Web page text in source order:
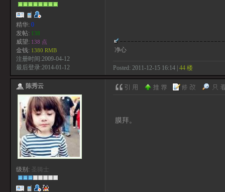
精华: 0
发帖: 138
威望: 138 点
金钱: 1380 RMB
注册时间:2009-04-12
最后登录:2014-01-12
净心
Posted: 2011-12-15 16:14 | 44 楼
陈秀云
级别: 圣骑士
膜拜。